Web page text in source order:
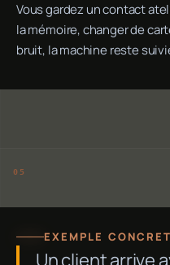
Vous gardez un contact
la mémoire, changer de
bruit, la machine reste
EXEMPLE CONCRET